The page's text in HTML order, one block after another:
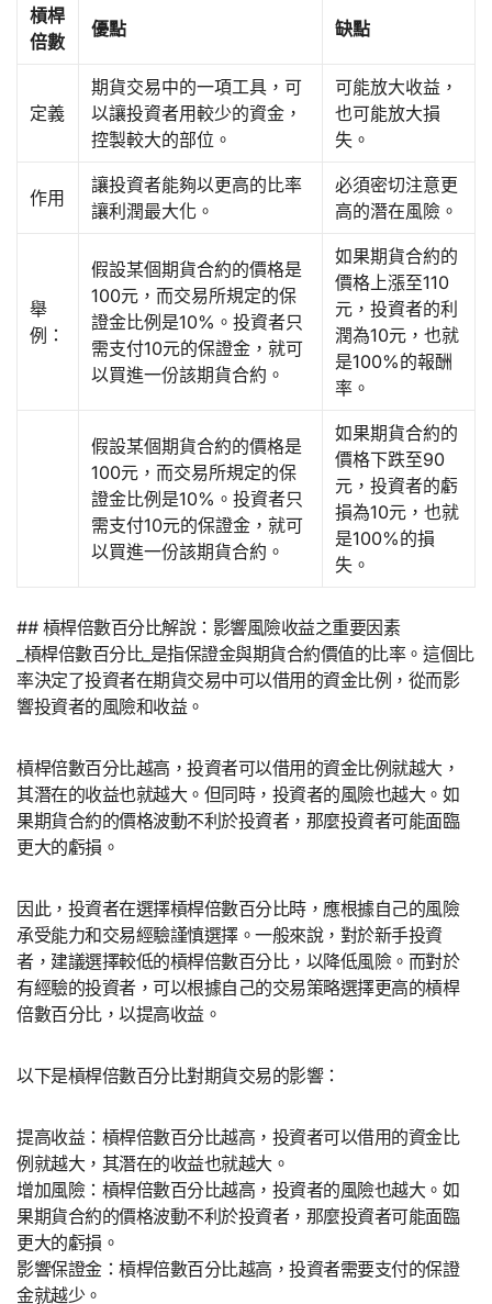
槓桿
倍數
優點 缺點
定義
期貨交易中的一項工具，可
以讓投資者用較少的資金，
控製較大的部位。
可能放大收益，
也可能放大損
失。
作用
讓投資者能夠以更高的比率
讓利潤最大化。
必須密切注意更
高的潛在風險。
舉
例：
假設某個期貨合約的價格是
100元，而交易所規定的保
證金比例是10%。投資者只
需支付10元的保證金，就可
以買進一份該期貨合約。
如果期貨合約的
價格上漲至110
元，投資者的利
潤為10元，也就
是100%的報酬
率。
假設某個期貨合約的價格是
100元，而交易所規定的保
證金比例是10%。投資者只
需支付10元的保證金，就可
以買進一份該期貨合約。
如果期貨合約的
價格下跌至90
元，投資者的虧
損為10元，也就
是100%的損
失。
## 槓桿倍數百分比解說：影響風險收益之重要因素
_槓桿倍數百分比_是指保證金與期貨合約價值的比率。這個比
率決定了投資者在期貨交易中可以借用的資金比例，從而影
響投資者的風險和收益。
槓桿倍數百分比越高，投資者可以借用的資金比例就越大，
其潛在的收益也就越大。但同時，投資者的風險也越大。如
果期貨合約的價格波動不利於投資者，那麼投資者可能面臨
更大的虧損。
因此，投資者在選擇槓桿倍數百分比時，應根據自己的風險
承受能力和交易經驗謹慎選擇。一般來說，對於新手投資
者，建議選擇較低的槓桿倍數百分比，以降低風險。而對於
有經驗的投資者，可以根據自己的交易策略選擇更高的槓桿
倍數百分比，以提高收益。
以下是槓桿倍數百分比對期貨交易的影響：
提高收益：槓桿倍數百分比越高，投資者可以借用的資金比
例就越大，其潛在的收益也就越大。
增加風險：槓桿倍數百分比越高，投資者的風險也越大。如
果期貨合約的價格波動不利於投資者，那麼投資者可能面臨
更大的虧損。
影響保證金：槓桿倍數百分比越高，投資者需要支付的保證
金就越少。